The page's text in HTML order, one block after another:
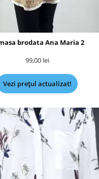
brodata Ana Maria 2
99,00 lei
Vezi prețul actualizat!